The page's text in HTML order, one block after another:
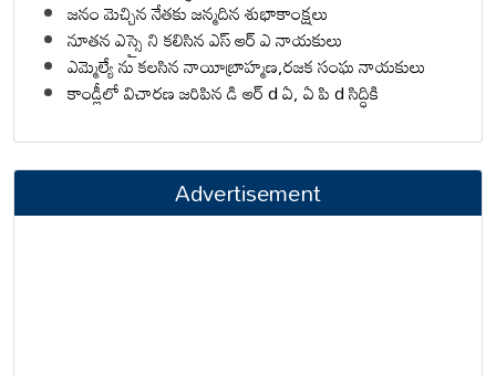
జనం మెచ్చిన నేతకు జన్మదిన శుభాకాంక్షలు
నూతన ఎస్సై ని కలిసిన ఎస్ ఆర్ ఎ నాయకులు
ఎమ్మెల్యే ను కలసిన నాయీబ్రాహ్మణ,రజక సంఘ నాయకులు
కాండ్లీలో విచారణ జరిపిన డి ఆర్ d ఏ, ఏ పి d సిద్ధికి
Advertisement